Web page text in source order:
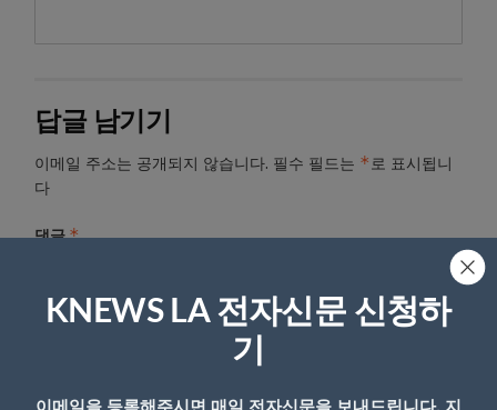
답글 남기기
이메일 주소는 공개되지 않습니다. 필수 필드는 *로 표시됩니
다
댓글*
KNEWS LA 전자신문 신청하
기
이메일을 등록해주시면 매일 전자신문을 보내드립니다. 지